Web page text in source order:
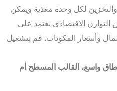
لكل وحدة مغذية ويمكن
الاقتصادي يعتمد على
وأسعار المكونات. قم بتشغيل
واسع، القالب المسطح أم